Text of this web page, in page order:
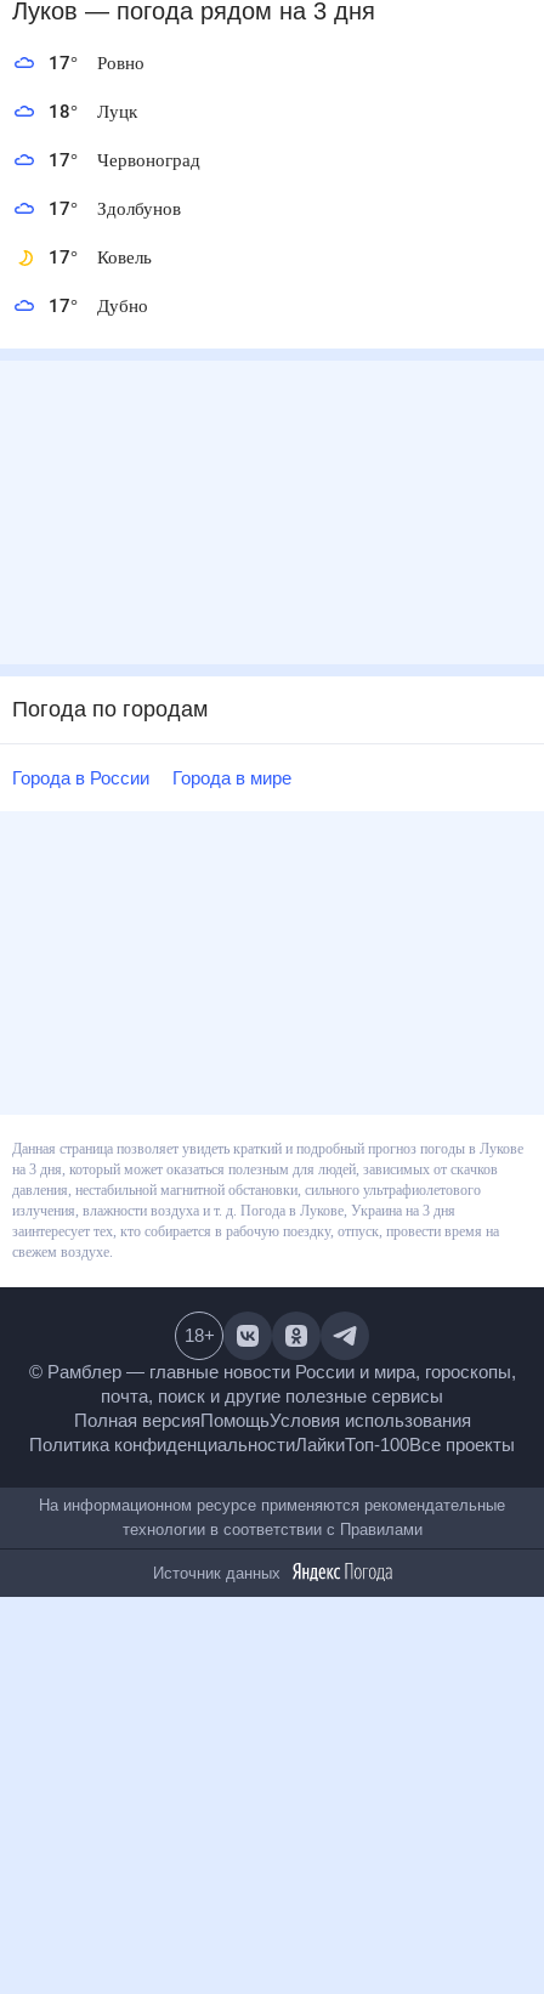
Луков — погода рядом на 3 дня
17° Ровно
18° Луцк
17° Червоноград
17° Здолбунов
17° Ковель
17° Дубно
Погода по городам
Города в России Города в мире
Данная страница позволяет увидеть краткий и подробный прогноз
погоды в Лукове на 3 дня, который может оказаться полезным для
людей, зависимых от скачков давления, нестабильной магнитной
обстановки, сильного ультрафиолетового излучения, влажности воздуха
и т. д. Погода в Лукове, Украина на 3 дня заинтересует тех, кто собирается
в рабочую поездку, отпуск, провести время на свежем воздухе.
© Рамблер — главные новости России и мира,
гороскопы, почта, поиск и другие полезные сервисы
Полная версияПомощьУсловия использования
Политика конфиденциальностиЛайкиТоп-100
18+
На информационном ресурсе применяются
рекомендательные технологии в соответствии сПравилами
Источник данных